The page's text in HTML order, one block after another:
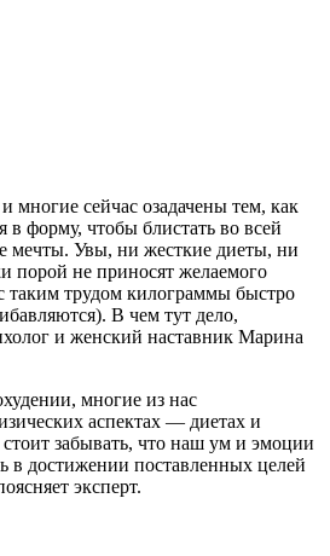
многие сейчас озадачены тем, как
в форму, чтобы блистать во всей
мечты. Увы, ни жесткие диеты, ни
порой не приносят желаемого
таким трудом килограммы быстро
В чем тут дело,
и женский наставник Марина
многие из нас
аспектах — диетах и
забывать, что наш ум и эмоции
в достижении поставленных целей
эксперт.